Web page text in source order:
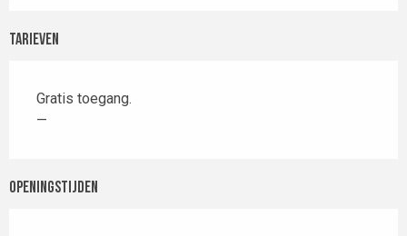
Tarieven
Gratis toegang.
—
Openingstijden